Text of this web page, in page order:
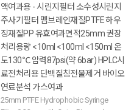
액여과용 - 시린지필터 소수성시린지
주사기필터 멤브레인재질PTFE 하우
징재질PP 유효여과면적25mm 권장
처리용량 <10ml <100ml <150ml 온
도130℃ 압력87psi(약 6bar) HPLC시
료전처리용 단백질침전물제거 바이오
연료분석 가스여과
25mm PTFE Hydrophobic Syringe